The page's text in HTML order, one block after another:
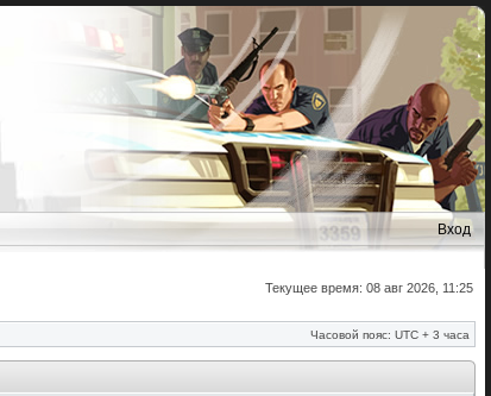
Вход
Текущее время: 08 авг 2026, 11:25
Часовой пояс: UTC + 3 часа